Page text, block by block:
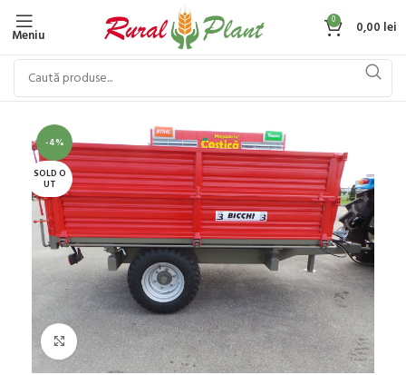
Meniu
0 0,00 lei
-4%
SOLD O
UT
Click to enlarge